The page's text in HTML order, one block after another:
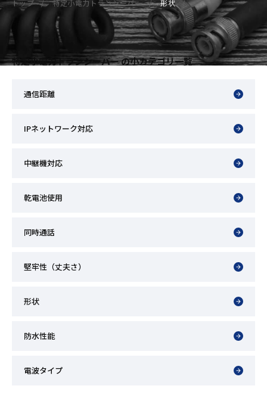
トップ 特定小電力トランシーバー 形状
特定小電力トランシーバー の小カテゴリ一覧
通信距離
IPネットワーク対応
中継機対応
乾電池使用
同時通話
堅牢性（丈夫さ）
形状
防水性能
電波タイプ